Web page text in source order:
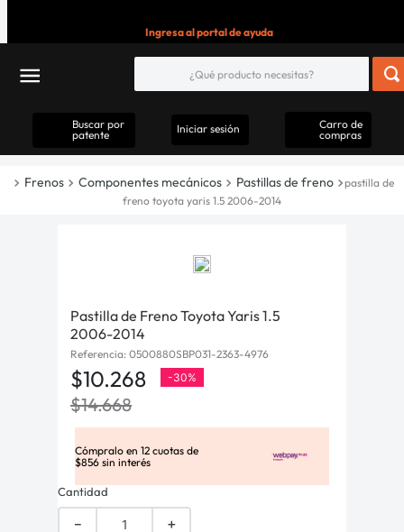
Ingresa al portal de ayuda
Buscar por
patente
Iniciar sesión
Carro de
compras
Frenos Componentes mecánicos Pastillas de freno
pastilla de
freno toyota yaris 1.5 2006-2014
Pastilla de Freno Toyota Yaris 1.5
2006-2014
Referencia: 0500880SBP031-2363-4976
$10.268 -30%
$14.668
Cómpralo en 12 cuotas de
$856 sin interés
Cantidad
＋
－